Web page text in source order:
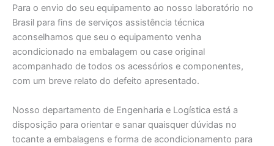
Para o envio do seu equipamento ao nosso laboratório no
Brasil para fins de serviços assistência técnica
aconselhamos que seu o equipamento venha
acondicionado na embalagem ou case original
acompanhado de todos os acessórios e componentes,
com um breve relato do defeito apresentado.
Nosso departamento de Engenharia e Logística está a
disposição para orientar e sanar quaisquer dúvidas no
tocante a embalagens e forma de acondicionamento para